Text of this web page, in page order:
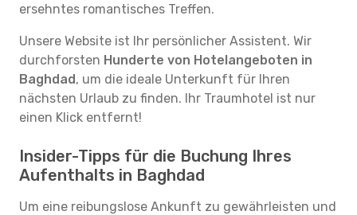
ersehntes romantisches Treffen.
Unsere Website ist Ihr persönlicher Assistent. Wir
durchforsten Hunderte von Hotelangeboten in
Baghdad, um die ideale Unterkunft für Ihren
nächsten Urlaub zu finden. Ihr Traumhotel ist nur
einen Klick entfernt!
Insider-Tipps für die Buchung Ihres
Aufenthalts in Baghdad
Um eine reibungslose Ankunft zu gewährleisten und